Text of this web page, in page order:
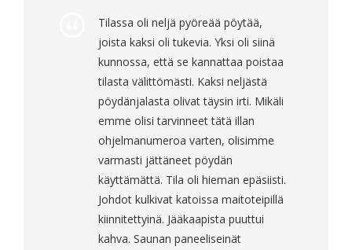
Tilassa oli neljä pyöreää pöytää,
joista kaksi oli tukevia. Yksi oli siinä
kunnossa, että se kannattaa poistaa
tilasta välittömästi. Kaksi neljästä
pöydänjalasta olivat täysin irti. Mikäli
emme olisi tarvinneet tätä illan
ohjelmanumeroa varten, olisimme
varmasti jättäneet pöydän
käyttämättä. Tila oli hieman epäsiisti.
Johdot kulkivat katoissa maitoteipillä
kiinnitettyinä. Jääkaapista puuttui
kahva. Saunan paneeliseinät